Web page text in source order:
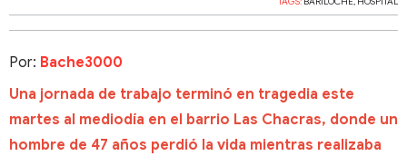
Por: Bache3000
Una jornada de trabajo terminó en tragedia este
martes al mediodía en el barrio Las Chacras, donde un
hombre de 47 años perdió la vida mientras realizaba